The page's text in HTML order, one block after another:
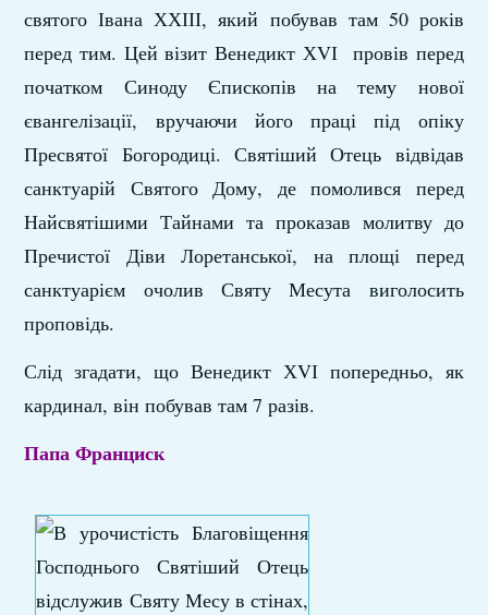
святого Івана ХХІІІ, який побував там 50 років
перед тим. Цей візит Венедикт ХVІ провів перед
початком Синоду Єпископів на тему нової
євангелізації, вручаючи його праці під опіку
Пресвятої Богородиці. Святіший Отець відвідав
санктуарій Святого Дому, де помолився перед
Найсвятішими Тайнами та проказав молитву до
Пречистої Діви Лоретанської, на площі перед
санктуарієм очолив Святу Месута виголосить
проповідь.
Слід згадати, що Венедикт ХVІ попередньо, як
кардинал, він побував там 7 разів.
Папа Франциск